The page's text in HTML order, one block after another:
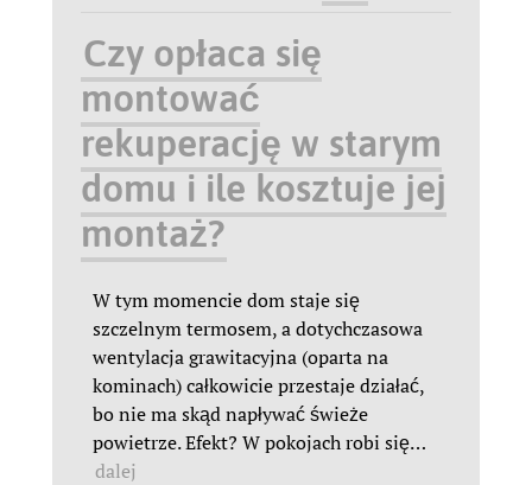
Czy opłaca się
montować
rekuperację w starym
domu i ile kosztuje jej
montaż?
W tym momencie dom staje się
szczelnym termosem, a dotychczasowa
wentylacja grawitacyjna (oparta na
kominach) całkowicie przestaje działać,
bo nie ma skąd napływać świeże
powietrze. Efekt? W pokojach robi się…
dalej